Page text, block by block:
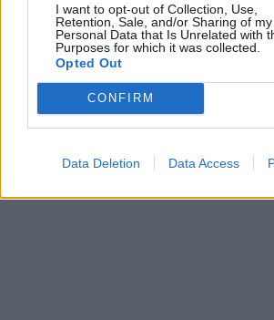
I want to opt-out of Collection, Use,
Retention, Sale, and/or Sharing of my
Personal Data that Is Unrelated with
Purposes for which it was collected.
Opted Out
CONFIRM
Data Deletion Data Access